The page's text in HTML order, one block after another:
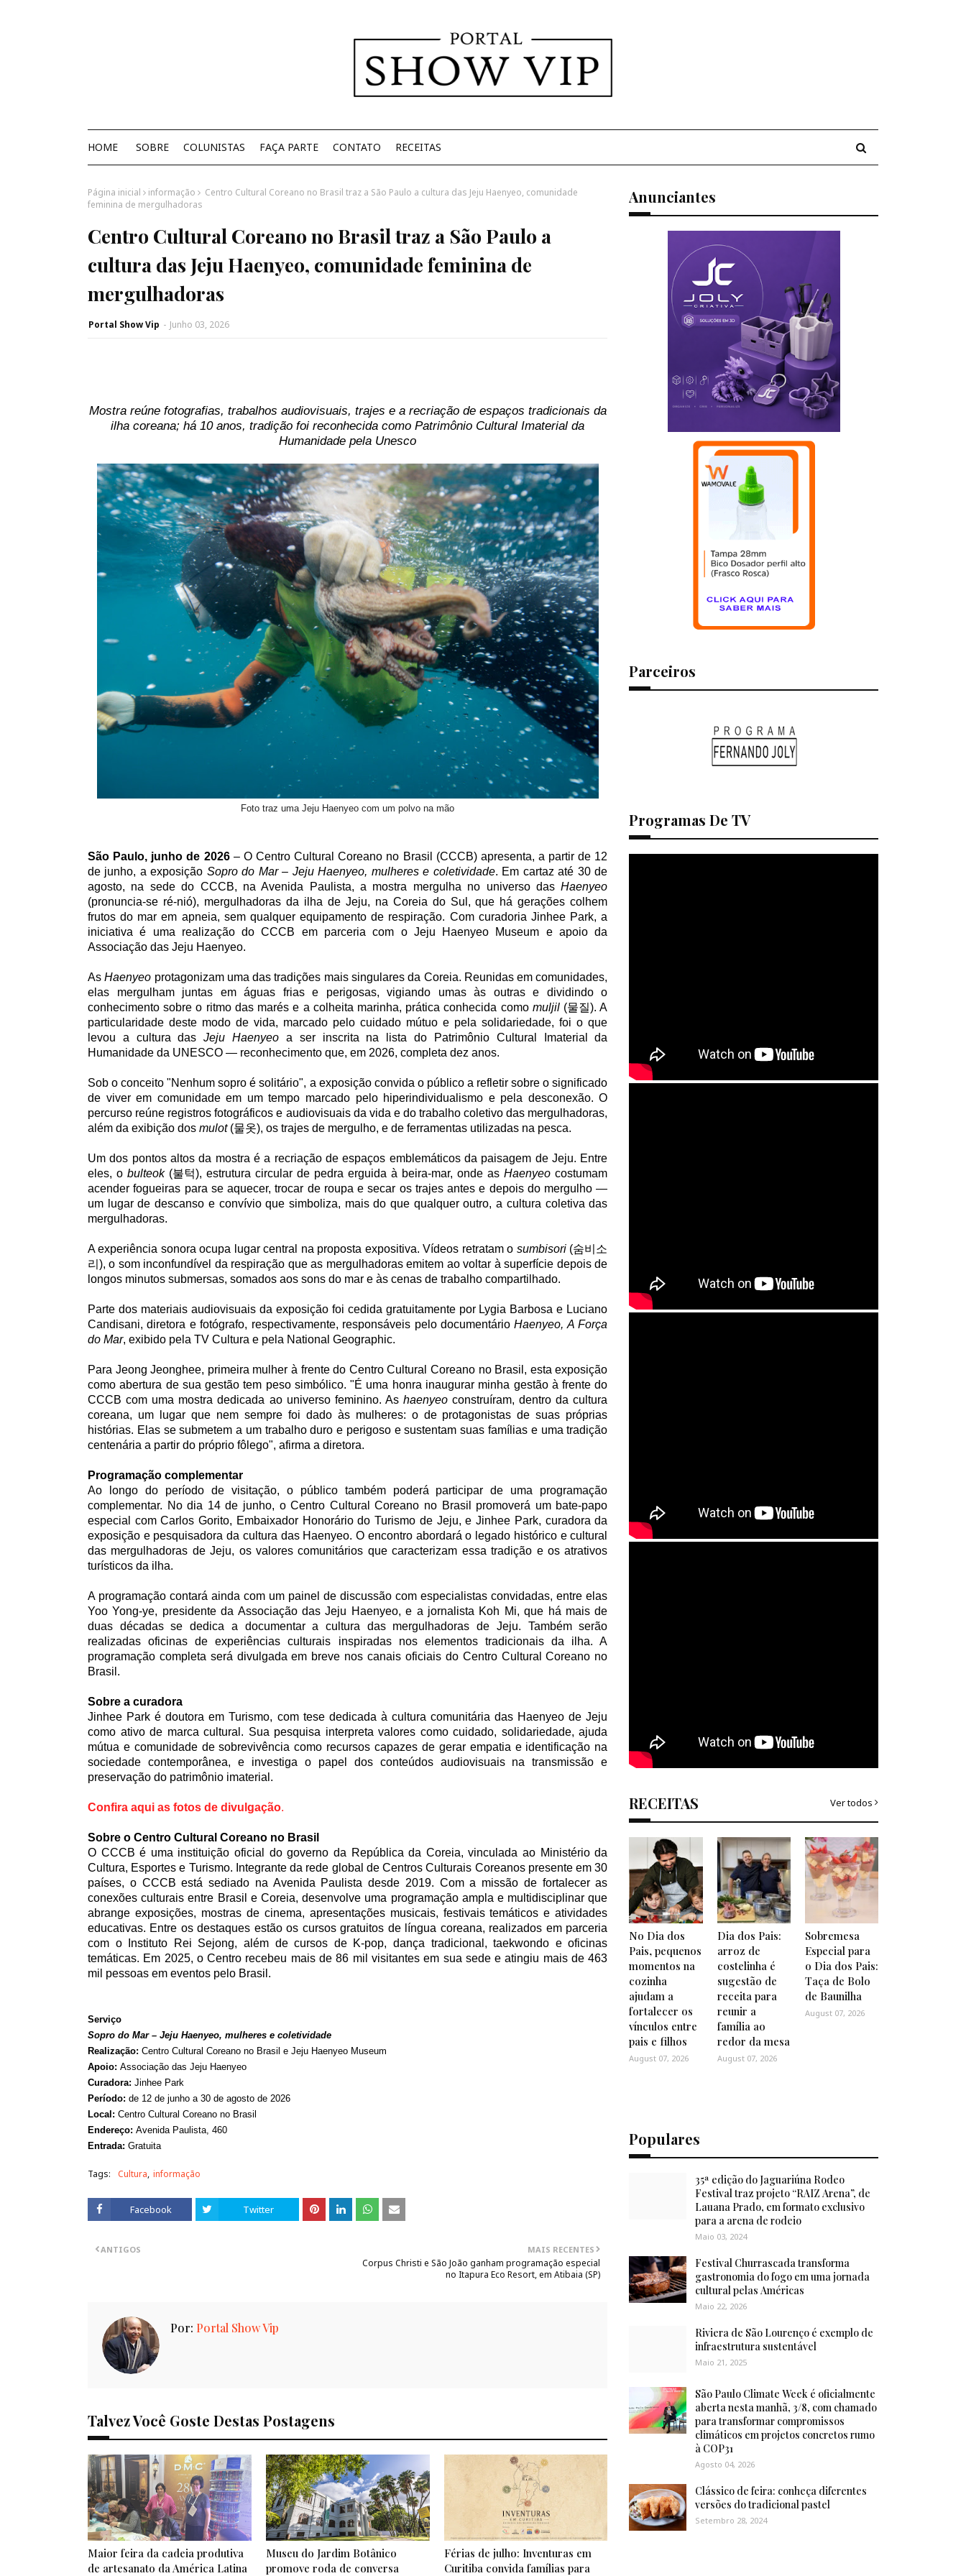
HOME SOBRE COLUNISTAS FAÇA PARTE CONTATO RECEITAS
Página inicial informação
Centro Cultural Coreano no Brasil traz a São Paulo a cultura das Jeju Haenyeo, comunidade
feminina de mergulhadoras
Centro Cultural Coreano no Brasil traz a São Paulo a
cultura das Jeju Haenyeo, comunidade feminina de
mergulhadoras
Portal Show Vip - Junho 03, 2026
Mostra reúne fotografias, trabalhos audiovisuais, trajes e a recriação de espaços tradicionais da
ilha coreana; há 10 anos, tradição foi reconhecida como Patrimônio Cultural Imaterial da
Humanidade pela Unesco
Foto traz uma Jeju Haenyeo com um polvo na mão
São Paulo, junho de 2026 – O Centro Cultural Coreano no Brasil (CCCB) apresenta, a partir de 12
de junho, a exposição Sopro do Mar – Jeju Haenyeo, mulheres e coletividade. Em cartaz até 30 de
agosto, na sede do CCCB, na Avenida Paulista, a mostra mergulha no universo dasHaenyeo
(pronuncia-se ré-nió), mergulhadoras da ilha de Jeju, na Coreia do Sul, que há gerações colhem
frutos do mar em apneia, sem qualquer equipamento de respiração. Com curadoria Jinhee Park, a
iniciativa é uma realização do CCCB em parceria com o Jeju Haenyeo Museum e apoio da
Associação das Jeju Haenyeo.
As Haenyeo protagonizam uma das tradições mais singulares da Coreia. Reunidas em comunidades,
elas mergulham juntas em águas frias e perigosas, vigiando umas às outras e dividindo o
conhecimento sobre o ritmo das marés e a colheita marinha, prática conhecida como muljil(물질). A
particularidade deste modo de vida, marcado pelo cuidado mútuo e pela solidariedade, foi o que
levou a cultura dasJeju Haenyeo a ser inscrita na lista do Patrimônio Cultural Imaterial da
Humanidade da UNESCO — reconhecimento que, em 2026, completa dez anos.
Sob o conceito "Nenhum sopro é solitário", a exposição convida o público a refletir sobre o significado
de viver em comunidade em um tempo marcado pelo hiperindividualismo e pela desconexão. O
percurso reúne registros fotográficos e audiovisuais da vida e do trabalho coletivo das mergulhadoras,
além da exibição dos mulot(물옷), os trajes de mergulho, e de ferramentas utilizadas na pesca.
Um dos pontos altos da mostra é a recriação de espaços emblemáticos da paisagem de Jeju. Entre
eles, obulteok(불턱), estrutura circular de pedra erguida à beira-mar, onde asHaenyeo costumam
acender fogueiras para se aquecer, trocar de roupa e secar os trajes antes e depois do mergulho —
um lugar de descanso e convívio que simboliza, mais do que qualquer outro, a cultura coletiva das
mergulhadoras.
A experiência sonora ocupa lugar central na proposta expositiva. Vídeos retratam o sumbisori(숨비소
리), o som inconfundível da respiração que as mergulhadoras emitem ao voltar à superfície depois de
longos minutos submersas, somados aos sons do mar e às cenas de trabalho compartilhado.
Parte dos materiais audiovisuais da exposição foi cedida gratuitamente por Lygia Barbosa e Luciano
Candisani, diretora e fotógrafo, respectivamente, responsáveis pelo documentárioHaenyeo, A Força
do Mar, exibido pela TV Cultura e pela National Geographic.
Para Jeong Jeonghee, primeira mulher à frente do Centro Cultural Coreano no Brasil, esta exposição
como abertura de sua gestão tem peso simbólico. "É uma honra inaugurar minha gestão à frente do
CCCB com uma mostra dedicada ao universo feminino. As haenyeoconstruíram, dentro da cultura
coreana, um lugar que nem sempre foi dado às mulheres: o de protagonistas de suas próprias
histórias. Elas se submetem a um trabalho duro e perigoso e sustentam suas famílias e uma tradição
centenária a partir do próprio fôlego", afirma a diretora.
Programação complementar
Ao longo do período de visitação, o público também poderá participar de uma programação
complementar. No dia 14 de junho, o Centro Cultural Coreano no Brasil promoverá um bate-papo
especial com Carlos Gorito, Embaixador Honorário do Turismo de Jeju, e Jinhee Park, curadora da
exposição e pesquisadora da cultura das Haenyeo. O encontro abordará o legado histórico e cultural
das mergulhadoras de Jeju, os valores comunitários que caracterizam essa tradição e os atrativos
turísticos da ilha.
A programação contará ainda com um painel de discussão com especialistas convidadas, entre elas
Yoo Yong-ye, presidente da Associação das Jeju Haenyeo, e a jornalista Koh Mi, que há mais de
duas décadas se dedica a documentar a cultura das mergulhadoras de Jeju. Também serão
realizadas oficinas de experiências culturais inspiradas nos elementos tradicionais da ilha. A
programação completa será divulgada em breve nos canais oficiais do Centro Cultural Coreano no
Brasil.
Sobre a curadora
Jinhee Park é doutora em Turismo, com tese dedicada à cultura comunitária das Haenyeo de Jeju
como ativo de marca cultural. Sua pesquisa interpreta valores como cuidado, solidariedade, ajuda
mútua e comunidade de sobrevivência como recursos capazes de gerar empatia e identificação na
sociedade contemporânea, e investiga o papel dos conteúdos audiovisuais na transmissão e
preservação do patrimônio imaterial.
Confira aqui as fotos de divulgação.
Sobre o Centro Cultural Coreano no Brasil
O CCCB é uma instituição oficial do governo da República da Coreia, vinculada ao Ministério da
Cultura, Esportes e Turismo. Integrante da rede global de Centros Culturais Coreanos presente em 30
países, o CCCB está sediado na Avenida Paulista desde 2019. Com a missão de fortalecer as
conexões culturais entre Brasil e Coreia, desenvolve uma programação ampla e multidisciplinar que
abrange exposições, mostras de cinema, apresentações musicais, festivais temáticos e atividades
educativas. Entre os destaques estão os cursos gratuitos de língua coreana, realizados em parceria
com o Instituto Rei Sejong, além de cursos de K-pop, dança tradicional, taekwondo e oficinas
temáticas. Em 2025, o Centro recebeu mais de 86 mil visitantes em sua sede e atingiu mais de 463
mil pessoas em eventos pelo Brasil.
Serviço
Sopro do Mar – Jeju Haenyeo, mulheres e coletividade
Realização: Centro Cultural Coreano no Brasil e Jeju Haenyeo Museum
Apoio: Associação das Jeju Haenyeo
Curadora: Jinhee Park
Período: de 12 de junho a 30 de agosto de 2026
Local: Centro Cultural Coreano no Brasil
Endereço: Avenida Paulista, 460
Entrada: Gratuita
Tags: Cultura informação
Facebook Twitter
MAIS RECENTES
Corpus Christi e São João ganham programação especial
no Itapura Eco Resort, em Atibaia (SP)
ANTIGOS
Por: Portal Show Vip
Talvez Você Goste Destas Postagens
Maior feira da cadeia produtiva
de artesanato da América Latina
Museu do Jardim Botânico
promove roda de conversa
Férias de julho: Inventuras em
Curitiba convida famílias para
Anunciantes
Parceiros
Programas De TV
RECEITAS Ver todos
No Dia dos
Pais, pequenos
momentos na
cozinha
ajudam a
fortalecer os
vínculos entre
pais e filhos
August 07, 2026
Dia dos Pais:
arroz de
costelinha é
sugestão de
receita para
reunir a
família ao
redor da mesa
August 07, 2026
Sobremesa
Especial para
o Dia dos Pais:
Taça de Bolo
de Baunilha
August 07, 2026
Populares
35ª edição do Jaguariúna Rodeo
Festival traz projeto “RAIZ Arena”, de
Lauana Prado, em formato exclusivo
para a arena de rodeio
Maio 03, 2024
Festival Churrascada transforma
gastronomia do fogo em uma jornada
cultural pelas Américas
Maio 22, 2026
Riviera de São Lourenço é exemplo de
infraestrutura sustentável
Maio 21, 2025
São Paulo Climate Week é oficialmente
aberta nesta manhã, 3/8, com chamado
para transformar compromissos
climáticos em projetos concretos rumo
à COP31
Agosto 04, 2026
Clássico de feira: conheça diferentes
versões do tradicional pastel
Setembro 28, 2024